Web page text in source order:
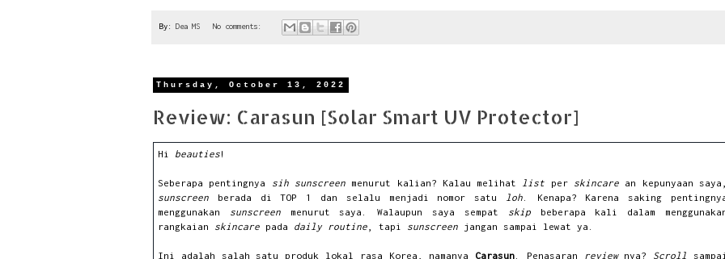
By: Dea MS No comments:
Thursday, October 13, 2022
Review: Carasun [Solar Smart UV Protector]
Hi beauties!
Seberapa pentingnya sih sunscreen menurut kalian? Kalau melihat list per skincare an kepunyaan saya,
sunscreen berada di TOP 1 dan selalu menjadi nomor satu loh. Kenapa? Karena saking
menggunakan sunscreen menurut saya. Walaupun saya sempat skip
beberapa kali dalam
rangkaian skincare pada daily routine , tapi sunscreen jangan sampai lewat ya.
Ini adalah salah satu produk lokal rasa Korea, namanya Carasun . Penasaran review nya? Scroll sampai